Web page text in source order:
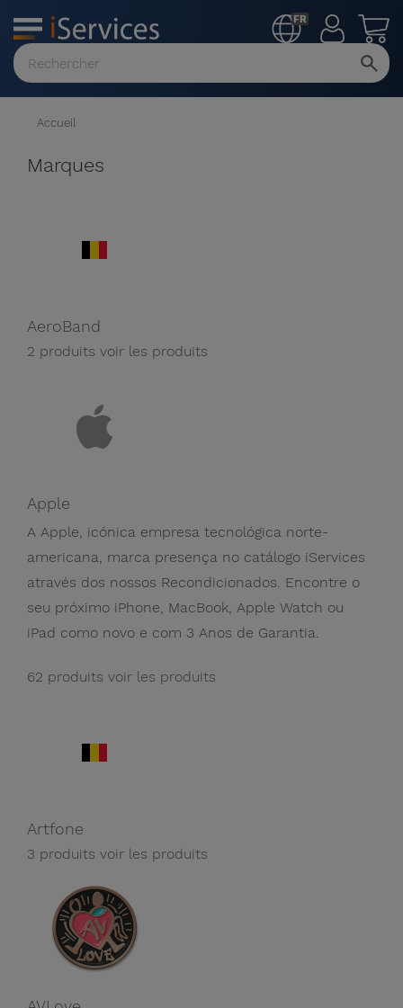
MENU
Voir
tout
FR
Accueil
Marques
AeroBand
2 produits voir les produits
Apple
A Apple, icónica empresa tecnológica norte-
americana, marca presença no catálogo iServices
através dos nossos Recondicionados. Encontre o
seu próximo iPhone, MacBook, Apple Watch ou
iPad como novo e com 3 Anos de Garantia.
62 produits voir les produits
Artfone
3 produits voir les produits